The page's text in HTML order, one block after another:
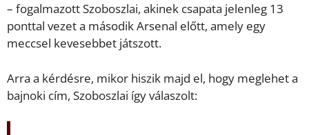
– fogalmazott Szoboszlai, akinek csapata jelenleg 13
ponttal vezet a második Arsenal előtt, amely egy
meccsel kevesebbet játszott.
Arra a kérdésre, mikor hiszik majd el, hogy meglehet a
bajnoki cím, Szoboszlai így válaszolt: